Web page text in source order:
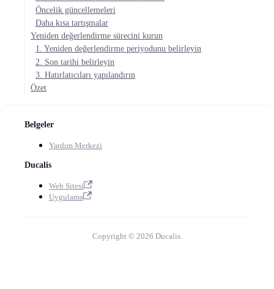
Öncelik güncellemeleri
Daha kısa tartışmalar
Yeniden değerlendirme sürecini kurun
1. Yeniden değerlendirme periyodunu belirleyin
2. Son tarihi belirleyin
3. Hatırlatıcıları yapılandırın
Özet
Belgeler
Yardım Merkezi
Ducalis
Web Sitesi
Uygulama
Copyright © 2026 Ducalis.